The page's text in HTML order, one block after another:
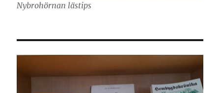
Nybrohörnan lästips